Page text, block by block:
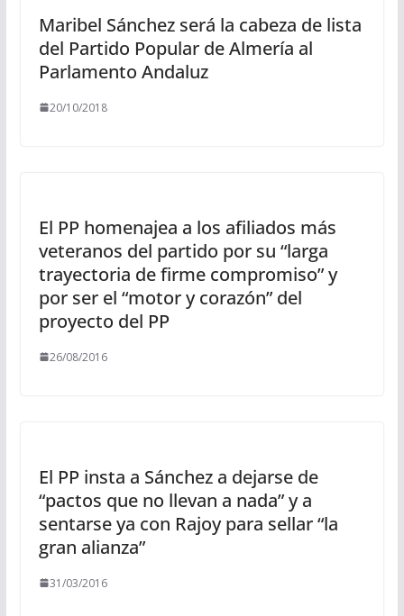
Maribel Sánchez será la cabeza de lista
del Partido Popular de Almería al
Parlamento Andaluz
20/10/2018
El PP homenajea a los afiliados más
veteranos del partido por su “larga
trayectoria de firme compromiso” y
por ser el “motor y corazón” del
proyecto del PP
26/08/2016
El PP insta a Sánchez a dejarse de
“pactos que no llevan a nada” y a
sentarse ya con Rajoy para sellar “la
gran alianza”
31/03/2016